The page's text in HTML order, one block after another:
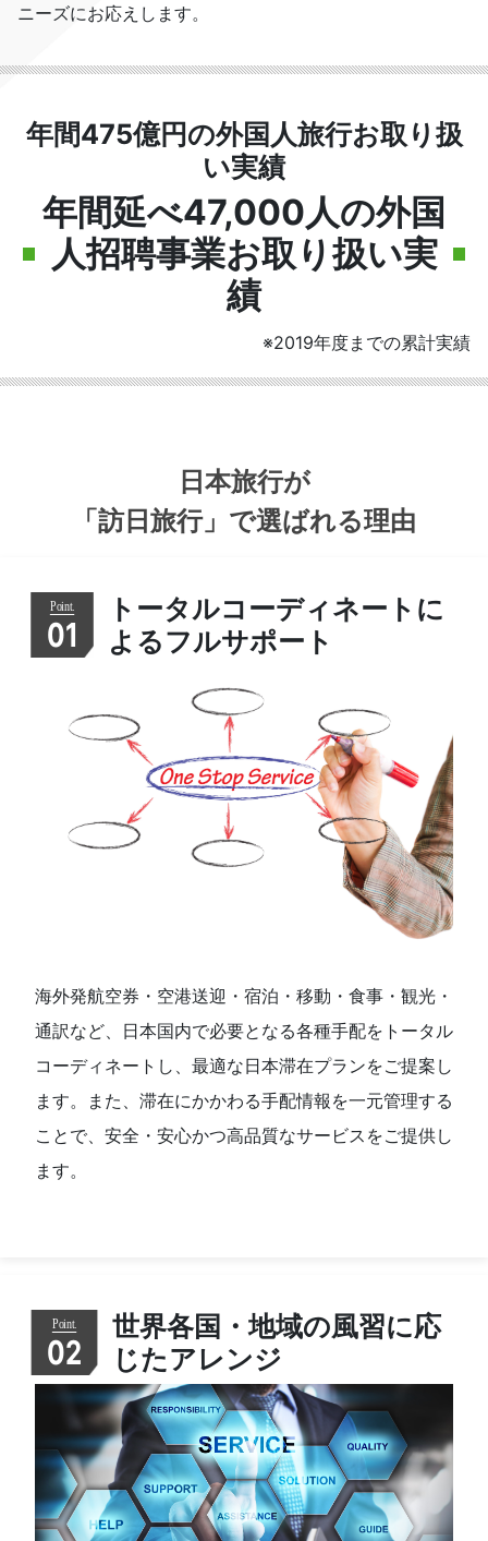
ニーズにお応えします。
年間475億円の外国人旅行お取り扱
い実績
年間延べ47,000人の外国
人招聘事業お取り扱い実
績
※2019年度までの累計実績
日本旅行が
「訪日旅行」 で選ばれる理由
01
トータルコーディネートに
よるフルサポート
海外発航空券・空港送迎・宿泊・移動・食事・観光・
通訳など、日本国内で必要となる各種手配をトータル
コーディネートし、最適な日本滞在プランをご提案し
ます。また、滞在にかかわる手配情報を一元管理する
ことで、安全・安心かつ高品質なサービスをご提供し
ます。
02
世界各国・地域の風習に応
じたアレンジ